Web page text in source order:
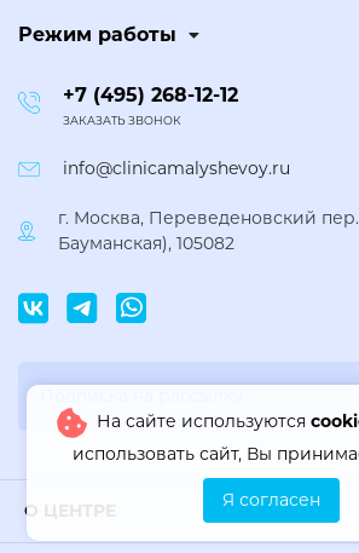
Режим работы
+7 (495) 268-12-12
ЗАКАЗАТЬ ЗВОНОК
info@clinicamalyshevoy.ru
г. Москва, Переведеновский
Бауманская), 105082
О ЦЕНТРЕ
На сайте используются
использовать сайт, Вы
Я согласен